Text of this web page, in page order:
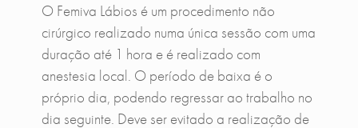
O Femiva Lábios é um procedimento não
cirúrgico realizado numa única sessão com uma
duração até 1 hora e é realizado com
anestesia local. O período de baixa é o
próprio dia, podendo regressar ao trabalho no
dia seguinte. Deve ser evitado a realização de